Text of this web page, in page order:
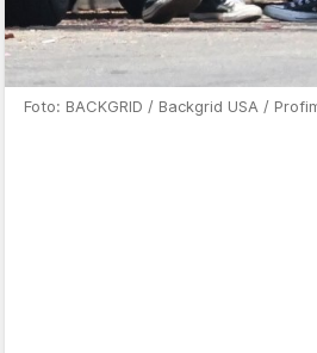
Foto: BACKGRID / Backgrid USA /